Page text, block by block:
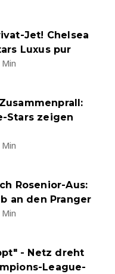
Jet! Chelsea
Luxus pur
Min
Stars zeigen
Min
Rosenior-Aus:
an den Pranger
Min
- Netz dreht
League-